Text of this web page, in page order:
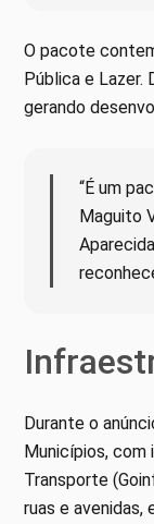
O pacote
Pública e
gerando
“É um
Maguito
Durante o
Municípios,
Transporte
ruas e avenidas,